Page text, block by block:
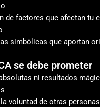
de factores que afectan tu
simbólicas que aportan
se debe prometer
ni resultados
voluntad de otras personas